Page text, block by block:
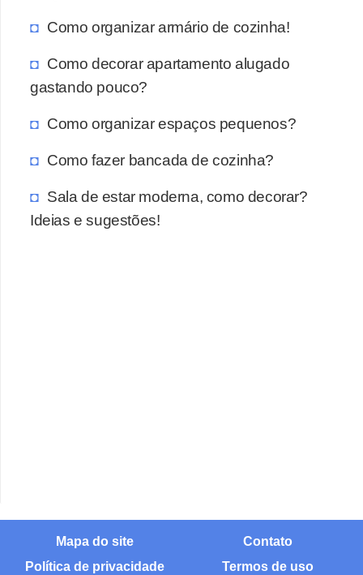
Como organizar armário de cozinha!
Como decorar apartamento alugado
gastando pouco?
Como organizar espaços pequenos?
Como fazer bancada de cozinha?
Sala de estar moderna, como decorar?
Ideias e sugestões!
Mapa do site
Contato
Política de privacidade
Termos de uso